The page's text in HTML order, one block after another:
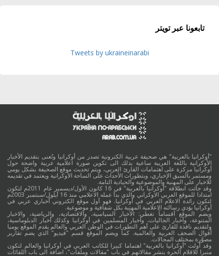
تابعونا عبر تويتر
Tweets by ukraineinarabi
"أوكرانيا بالعربية" هي صحيفة عربية الكترونية تصدر من أوكرانيا وتُعنى بتقديم الأخبار
الأوكرانية باللغة العربية ساعية بذلك الى تكوين صورة اعلامية عربية واضحة حول
أوكرانيا مركزة على اهتمامات القارئ العربي، ويتم تحديث موقع الصحيفة بشكل يومي
ومستمر بالسبق الإخباري، وبتطورات الأحداث على الساحة الأوكرانية ويعتمد في تقديمه
للاخبار على المهنية والموضوعية والحيادية التامة.
وقد جائت انطلاقة "أوكرانيا بالعربية" في 16 كانون الأول/ديسمبر عام 2011م لتكون
امتدادا للموقع العربي الاوكراني والذي بدأ عمله الاعلامي منذ 16 أيلول/سبتمبر 2003م
لتكون رائدة الاعلام العربي في أوكرانيا. فهو أول موقع الكتروني أخباري عربي في
أوكرانيا يؤدي رسالته الاعلامية المهنية بكل شفافية و موضوعية.
ويضم الموقع أقساماً تغطي: الأخبار السياسية، والاقتصادية، والرياضية، والاخبار
المتنوعة، وأخبار الجاليات، وأخبار المسلمين في أوكرانيا وكذلك أخبار الدبلوماسية،
ولتقديم نافذة للقارئ على أهم التطورات في الوطن العربي والعالم يقدم الموقع يوميا
أقوال الصحف العربية والعالمية. كما ويضم الموقع قسم "فيديو" الذي يضم تقارير
مصوَّرة بمختلف المجالات.
وقد أولت "أوكرانيا بالعربية" اهتماما كبيرا للكاتب العربي في أوكرانيا والعالم لتكون
منبرا للاقلام الحرة بنشر مقالاتهم في باب "مقالات وملفات"، اضافة الى باب اللقائات